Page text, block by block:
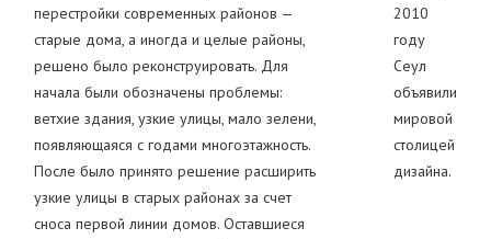
перестройки современных районов —
старые дома, а иногда и целые районы,
решено было реконструировать. Для
начала были обозначены проблемы:
ветхие здания, узкие улицы, мало зелени,
появляющаяся с годами многоэтажность.
После было принято решение расширить
узкие улицы в старых районах за счет
сноса первой линии домов. Оставшиеся
2010
году
Сеул
объявили
мировой
столицей
дизайна.